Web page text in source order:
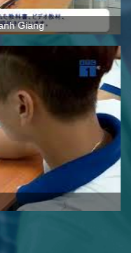
Giang